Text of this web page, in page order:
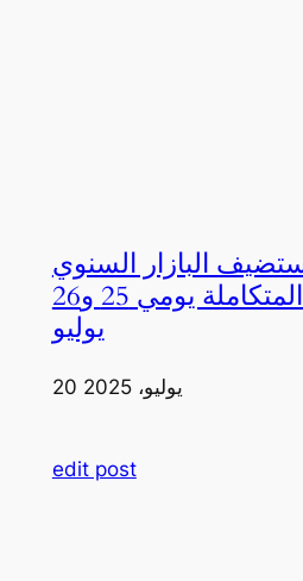
البازار السنوي
لجمعية الرعاية المتكاملة يومي 25 و26
يوليو
20 يوليو، 2025
edit post